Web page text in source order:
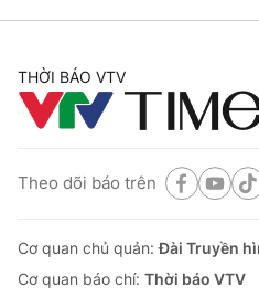
THỜI BÁO VTV
Theo dõi báo trên
Cơ quan chủ quản:Đài Truyền
Cơ quan báo chí: Thời báo VTV